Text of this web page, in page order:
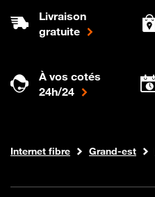
Livraison
gratuite
À vos cotés
24h/24
Boutique Orange
Internet fibre Grand-est